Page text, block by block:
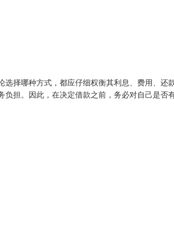
择哪种方式，都应仔细权衡其利息、费用、还
担。因此，在决定借款之前，务必对自己是否